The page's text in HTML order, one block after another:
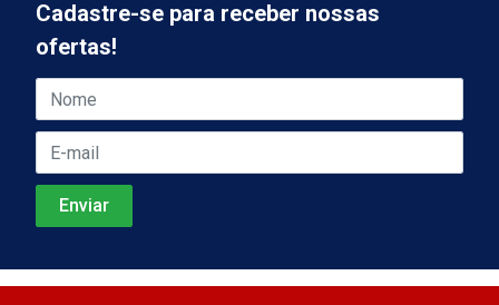
Cadastre-se para receber nossas
ofertas!